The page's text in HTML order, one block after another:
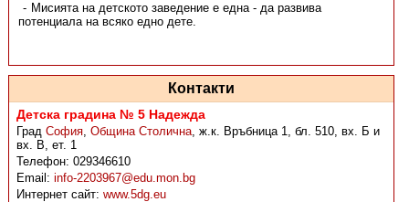
Мисията на детското заведение е една - да развива
потенциала на всяко едно дете.
Контакти
Детска градина № 5 Надежда
ГрадСофия,Община Столична,ж.к. Връбница 1, бл. 510, вх. Б и
вх. В, ет. 1
Телефон:029346610
Email:info-2203967@edu.mon.bg
Интернет сайт:www.5dg.eu